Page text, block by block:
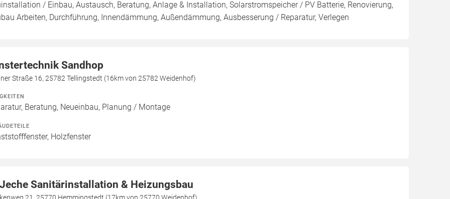
/ Einbau, Austausch, Beratung, Anlage & Installation, Solarstromspeicher / PV Batterie, Renovierung,
Arbeiten, Durchführung, Innendämmung, Außendämmung, Ausbesserung / Reparatur, Verlegen
Sandhop
Straße 16, 25782 Tellingstedt (16km von 25782 Weidenhof)
Beratung, Neueinbau, Planung / Montage
Holzfenster
Sanitärinstallation & Heizungsbau